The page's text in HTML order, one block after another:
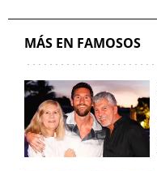
MÁS EN FAMOSOS